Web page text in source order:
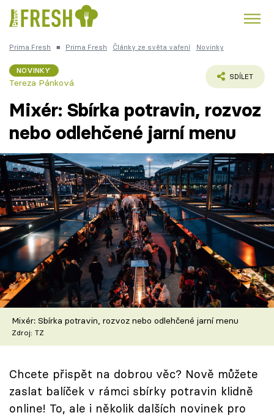
Česká kuchyně
Témata
Recepty
Články
TV Program
Škola vaření
Recepty z TV
Speciál: Cuketa
Těhotnej kuchař
Sledujte prima+
Prima Fresh ■ Prima Fresh Články ze světa vaření Novinky
NOVINKY
Tereza Pánková
SDÍLET
Mixér: Sbírka potravin, rozvoz
nebo odlehčené jarní menu
Mixér: Sbírka potravin, rozvoz nebo odlehčené jarní menu
Zdroj: TZ
Chcete přispět na dobrou věc? Nově můžete
zaslat balíček v rámci sbírky potravin klidně
online! To, ale i několik dalších novinek pro